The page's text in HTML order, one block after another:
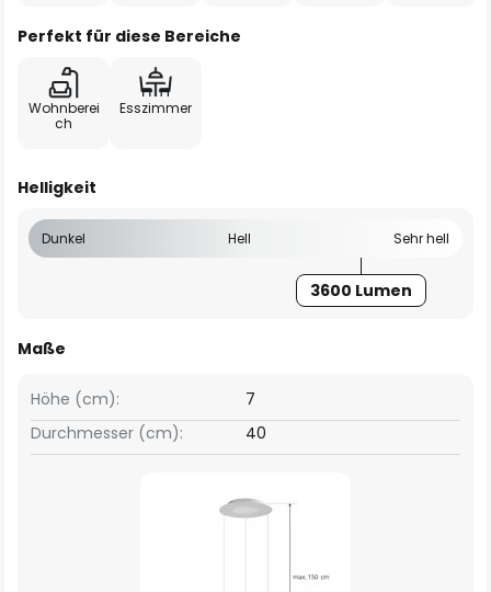
Perfekt für diese Bereiche
Wohnberei
ch
Esszimmer
Helligkeit
Dunkel Hell Sehr hell
3600 Lumen
Maße
Höhe (cm):
7
Durchmesser (cm):
40